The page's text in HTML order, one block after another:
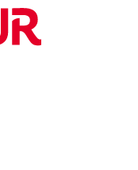
OFERTE DE